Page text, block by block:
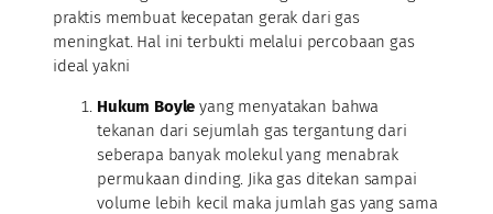
praktis membuat kecepatan gerak dari gas
meningkat. Hal ini terbukti melalui percobaan gas
ideal yakni
Hukum Boyle yang menyatakan bahwa
tekanan dari sejumlah gas tergantung dari
seberapa banyak molekul yang menabrak
permukaan dinding. Jika gas ditekan sampai
volume lebih kecil maka jumlah gas yang sama